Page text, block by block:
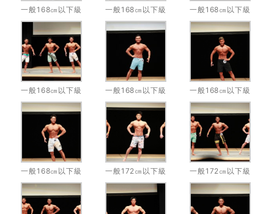
一般168㎝以下級 一般168㎝以下級 一般168㎝以下級
一般168㎝以下級 一般168㎝以下級 一般168㎝以下級
一般168㎝以下級 一般172㎝以下級 一般172㎝以下級